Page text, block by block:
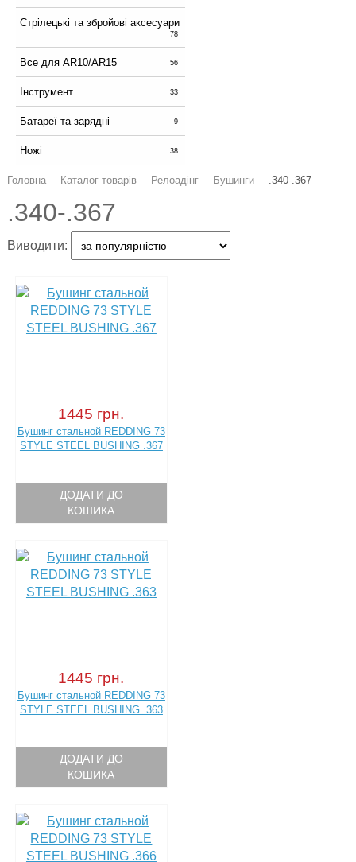
Стрілецькі та збройові аксесуари
78
Все для AR10/AR15 56
Інструмент 33
Батареї та зарядні 9
Ножі 38
Головна Каталог товарів Релоадінг Бушинги .340-.367
.340-.367
Виводити:
1445 грн.
Бушинг стальной REDDING 73
STYLE STEEL BUSHING .367
ДОДАТИ ДО
КОШИКА
1445 грн.
Бушинг стальной REDDING 73
STYLE STEEL BUSHING .363
ДОДАТИ ДО
КОШИКА